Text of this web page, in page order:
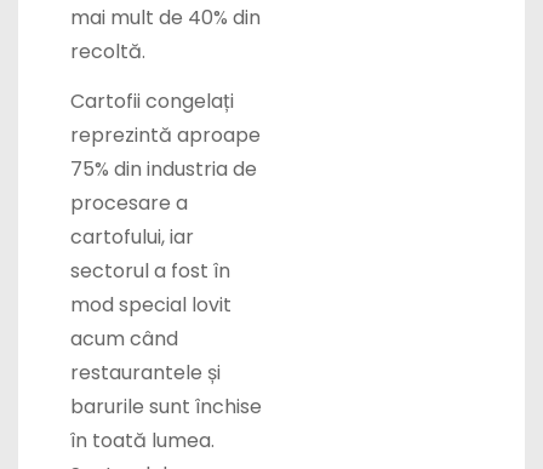
mai mult de 40% din
recoltă.
Cartofii congelați
reprezintă aproape
75% din industria de
procesare a
cartofului, iar
sectorul a fost în
mod special lovit
acum când
restaurantele și
barurile sunt închise
în toată lumea.